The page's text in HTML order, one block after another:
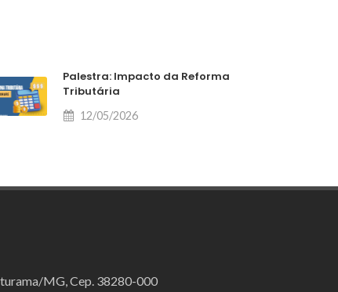
Palestra: Impacto da Reforma
Tributária
12/05/2026
MG, Cep. 38280-000